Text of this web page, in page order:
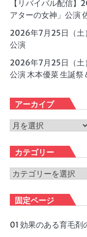
【リバイバル配信
アターの女神」公演
2026年7月25日（土
公演
2026年7月25日（土
公演 木本優菜 生誕祭
アーカイブ
ア
カ
イ
ブ
カテゴリー
カ
ゴ
リ
ー
固定ページ
01 効果のある育毛剤